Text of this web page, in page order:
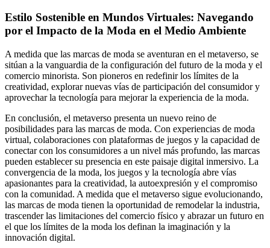
Estilo Sostenible en Mundos Virtuales: Navegando
por el Impacto de la Moda en el Medio Ambiente
A medida que las marcas de moda se aventuran en el metaverso, se
sitúan a la vanguardia de la configuración del futuro de la moda y el
comercio minorista. Son pioneros en redefinir los límites de la
creatividad, explorar nuevas vías de participación del consumidor y
aprovechar la tecnología para mejorar la experiencia de la moda.
En conclusión, el metaverso presenta un nuevo reino de
posibilidades para las marcas de moda. Con experiencias de moda
virtual, colaboraciones con plataformas de juegos y la capacidad de
conectar con los consumidores a un nivel más profundo, las marcas
pueden establecer su presencia en este paisaje digital inmersivo. La
convergencia de la moda, los juegos y la tecnología abre vías
apasionantes para la creatividad, la autoexpresión y el compromiso
con la comunidad. A medida que el metaverso sigue evolucionando,
las marcas de moda tienen la oportunidad de remodelar la industria,
trascender las limitaciones del comercio físico y abrazar un futuro en
el que los límites de la moda los definan la imaginación y la
innovación digital.